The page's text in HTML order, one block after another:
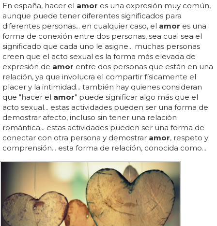
En españa, hacer el amor es una expresión muy común,
aunque puede tener diferentes significados para
diferentes personas... en cualquier caso, el amor es una
forma de conexión entre dos personas, sea cual sea el
significado que cada uno le asigne... muchas personas
creen que el acto sexual es la forma más elevada de
expresión de amor entre dos personas que están en una
relación, ya que involucra el compartir físicamente el
placer y la intimidad... también hay quienes consideran
que "hacer el amor" puede significar algo más que el
acto sexual... estas actividades pueden ser una forma de
demostrar afecto, incluso sin tener una relación
romántica... estas actividades pueden ser una forma de
conectar con otra persona y demostrar amor, respeto y
comprensión... esta forma de relación, conocida como...